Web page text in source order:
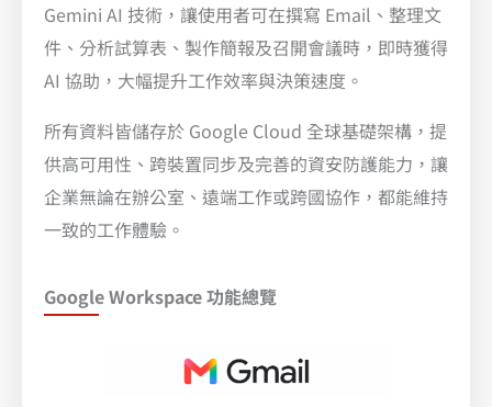
Gemini AI 技術，讓使用者可在撰寫 Email、整理文
件、分析試算表、製作簡報及召開會議時，即時獲得
AI 協助，大幅提升工作效率與決策速度。
所有資料皆儲存於 Google Cloud 全球基礎架構，提
供高可用性、跨裝置同步及完善的資安防護能力，讓
企業無論在辦公室、遠端工作或跨國協作，都能維持
一致的工作體驗。
Google Workspace 功能總覽